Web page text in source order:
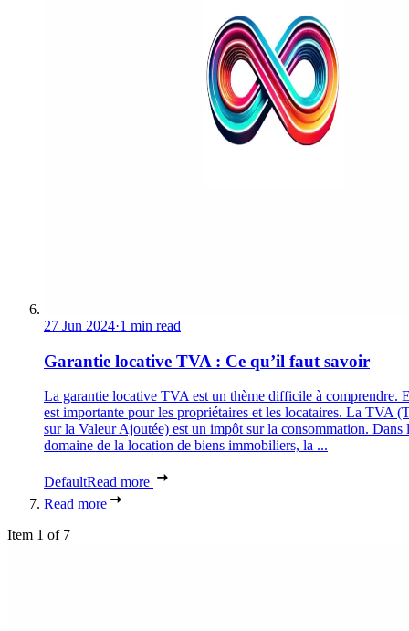
27 Jun 2024·1 min read
Garantie locative TVA : Ce qu’il faut savoir
La garantie locative TVA est un thème difficile à comprendre.
est importante pour les propriétaires et les locataires. La TVA
sur la Valeur Ajoutée) est un impôt sur la consommation. Dans
domaine de la location de biens immobiliers, la ...
DefaultRead more
Read more
Item 1 of 7